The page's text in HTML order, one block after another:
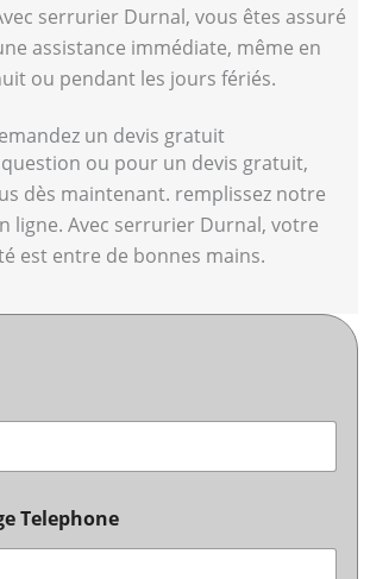
serrurier Durnal, vous êtes assuré
assistance immédiate, même en
ou pendant les jours fériés.
un devis gratuit
ou pour un devis gratuit,
dès maintenant. remplissez notre
ligne. Avec serrurier Durnal, votre
est entre de bonnes mains.
Telephone